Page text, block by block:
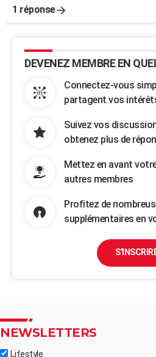
1 réponse
DEVENEZ MEMBRE EN
Connectez-vous
partagent vos
Suivez vos
obtenez plus de
Mettez en avant
autres membres
Profitez de
supplémentaires en
NEWSLETTERS
Lifestyle